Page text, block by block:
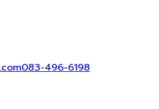
083-496-6198